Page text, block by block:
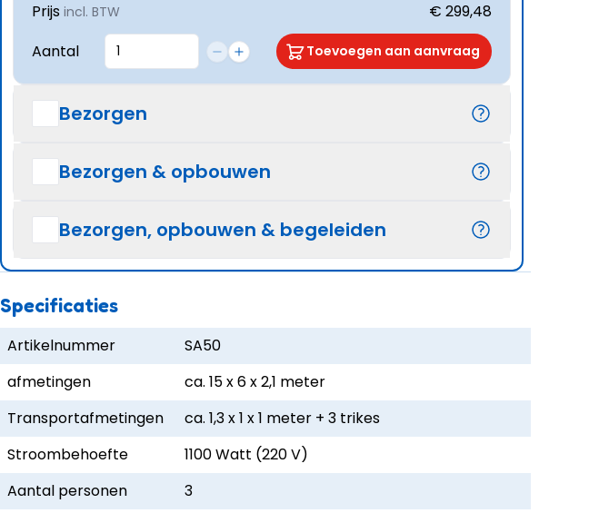
Prijs incl. BTW
€ 299,48
Aantal
Toevoegen aan aanvraag
Bezorgen
Bezorgen & opbouwen
Bezorgen, opbouwen & begeleiden
Specificaties
Artikelnummer
SA50
afmetingen
ca. 15 x 6 x 2,1 meter
Transportafmetingen
ca. 1,3 x 1 x 1 meter + 3 trikes
Stroombehoefte
1100 Watt (220 V)
Aantal personen
3